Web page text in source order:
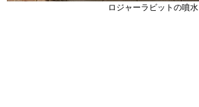
ロジャーラビットの噴水